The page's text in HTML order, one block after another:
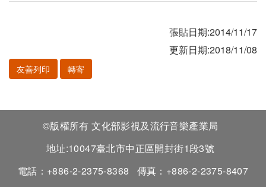
張貼日期:2014/11/17
更新日期:2018/11/08
友善列印 轉寄
©版權所有 文化部影視及流行音樂產業局
地址:10047臺北市中正區開封街1段3號
電話：+886-2-2375-8368
傳真：+886-2-2375-8407